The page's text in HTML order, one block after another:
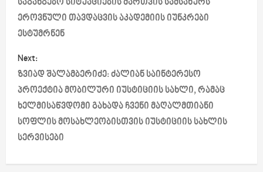
o
s
t
n
a
v
საგანგებო სიტუაციების მართვის სამსახურს
ეროვნული თავდაცვის აკადემიის იუნკრები
ესტუმრნენ
Next:
ზვიად შალამბერიძე: ძალიან საინტერესო
პროექტია მობილური იუსტიციის სახლი, რამაც
ხელმისაწვდომი გახადა ჩვენი მაღალმთიანი
სოფლის მოსახლეობისთვის იუსტიციის სახლის
სერვისები